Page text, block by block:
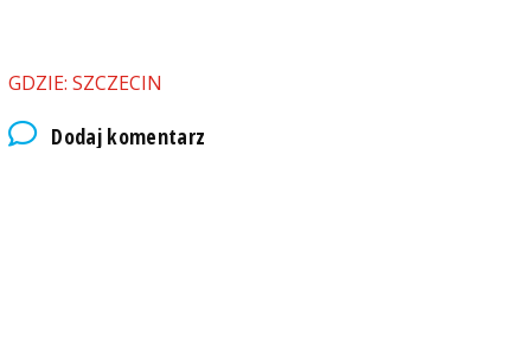
GDZIE: SZCZECIN
Dodaj komentarz